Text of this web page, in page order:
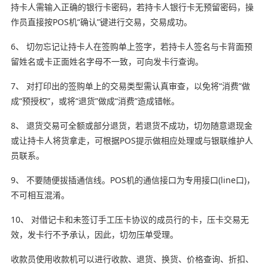
持卡人需输入正确的银行卡密码，若持卡人银行卡无预留密码，操
作员直接按POS机“确认”键进行交易，交易成功。
6、 切勿忘记让持卡人在签购单上签字，若持卡人签名与卡背面预
留姓名或卡正面姓名字母不一致，可向发卡行查询。
7、 对打印出的签购单上的交易类型需认真审查，以免将“消费”做
成“预授权”，或将“退货”做成“消费”造成错帐。
8、 退货交易可全额或部分退货，若退货不成功，切勿随意退现金
或让持卡人将货拿走，可根据POS提示做相应处理或与银联维护人
员联系。
9、 不要随便拔插通信线。POS机的通信接口为专用接口(line口)，
不可相互混淆。
10、 对借记卡和未签订手工压卡协议的成员行的卡，压卡交易无
效，发卡行不予承认，因此，切勿压单受理。
收款员使用收款机可以进行收款、退货、换货、价格查询、折扣、